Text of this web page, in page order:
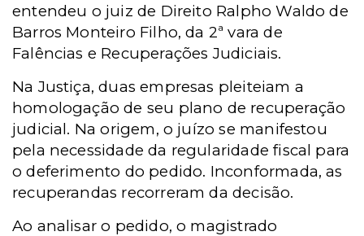
entendeu o juiz de Direito Ralpho Waldo de
Barros Monteiro Filho, da 2ª vara de
Falências e Recuperações Judiciais.
Na Justiça, duas empresas pleiteiam a
homologação de seu plano de recuperação
judicial. Na origem, o juízo se manifestou
pela necessidade da regularidade fiscal para
o deferimento do pedido. Inconformada, as
recuperandas recorreram da decisão.
Ao analisar o pedido, o magistrado